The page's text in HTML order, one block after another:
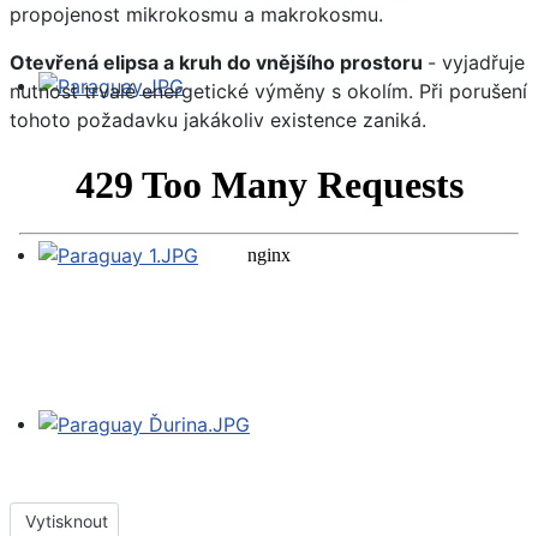
propojenost mikrokosmu a makrokosmu.
Otevřená elipsa a kruh do vnějšího prostoru - vyjadřuje
nutnost trvalé energetické výměny s okolím. Při porušení
tohoto požadavku jakákoliv existence zaniká.
Vytisknout